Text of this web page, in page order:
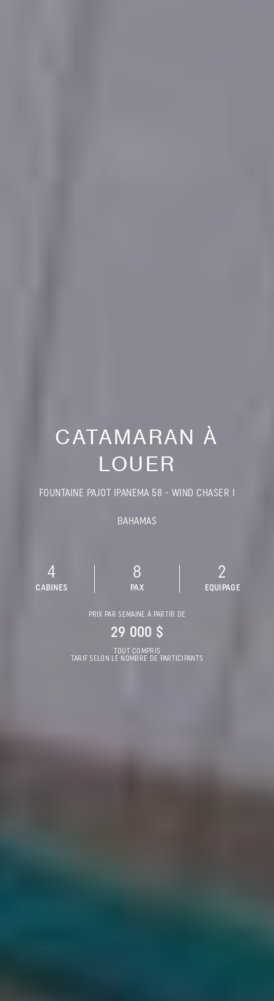
CATAMARAN À
LOUER
FOUNTAINE PAJOT IPANEMA 58 - WIND CHASER I
BAHAMAS
4
CABINES
8
PAX
2
EQUIPAGE
PRIX PAR SEMAINE À PARTIR DE
29 000 $
TOUT COMPRIS
TARIF SELON LE NOMBRE DE PARTICIPANTS